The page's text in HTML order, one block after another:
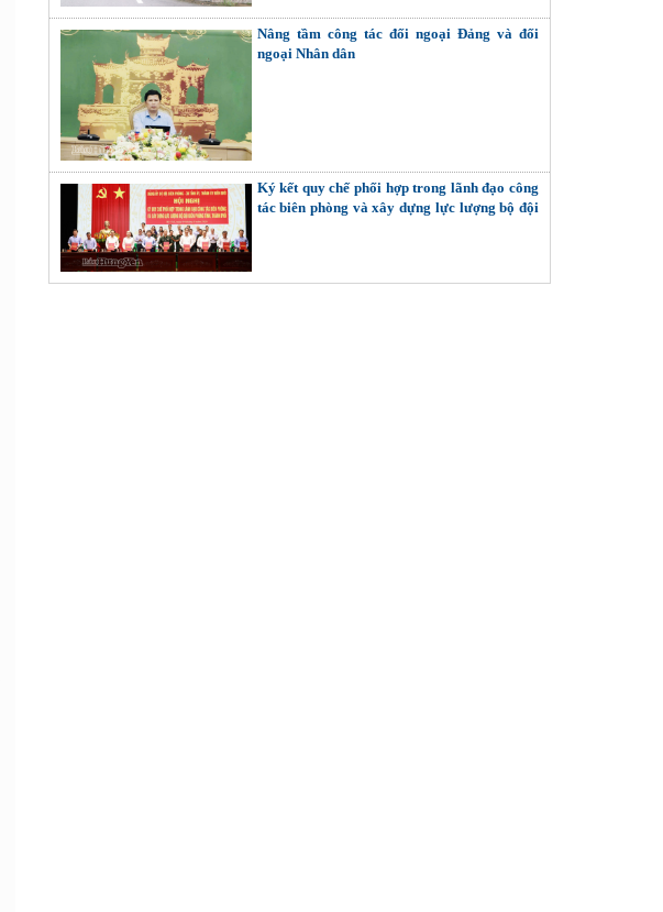
Nâng tầm công tác đối ngoại Đảng và đối
ngoại Nhân dân
Ký kết quy chế phối hợp trong lãnh đạo công
tác biên phòng và xây dựng lực lượng bộ đội